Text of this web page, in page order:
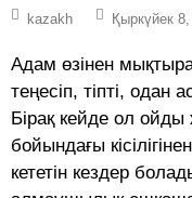
kazakh Қыркүйек
Адам өзінен
теңесіп, тіпті,
Бірақ кейде ол
бойындағы
кететін кездер